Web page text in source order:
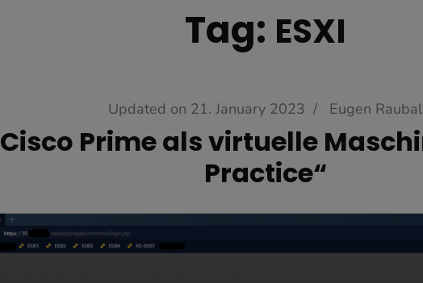
Tag: ESXI
Updated on 21. January 2023 / Eugen Raubal
Cisco Prime als virtuelle
Practice“